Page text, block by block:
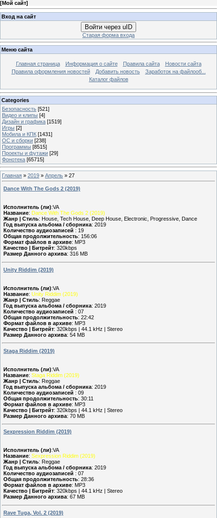
[Мой сайт]
Вход на сайт
Войти через uID
Старая форма входа
Меню сайта
Главная страница Информация о сайте Правила сайта
Новости сайта
Правила оформления новостей
Добавить новость
Заработок на файлооб...
Каталог файлов
Categories
Безопасность [521]
Видео и клипы [4]
Дизайн и графика [1519]
Игры [2]
Мобила и КПК [1431]
ОС и сборки [238]
Программы [8515]
Проекты и футажи [29]
Фонотека [65715]
Главная » 2019 » Апрель » 27
Dance With The Gods 2 (2019)
Исполнитель (ли):VA
Название: Dance With The Gods 2 (2019)
Жанр | Стиль: House, Tech House, Deep House, Electronic, Progressive, Dance
Год выпуска альбома / сборника: 2019
Количество аудиозаписей : 19
Общая продолжительность: 156:06
Формат файлов в архиве: MP3
Качество | Битрейт: 320kbps
Размер Данного архива: 316 MB
Unity Riddim (2019)
Исполнитель (ли):VA
Название: Unity Riddim (2019)
Жанр | Стиль: Reggae
Год выпуска альбома / сборника: 2019
Количество аудиозаписей : 07
Общая продолжительность: 22:42
Формат файлов в архиве: MP3
Качество | Битрейт: 320kbps | 44.1 kHz | Stereo
Размер Данного архива: 54 MB
Staga Riddim (2019)
Исполнитель (ли):VA
Название: Staga Riddim (2019)
Жанр | Стиль: Reggae
Год выпуска альбома / сборника: 2019
Количество аудиозаписей : 09
Общая продолжительность: 30:11
Формат файлов в архиве: MP3
Качество | Битрейт: 320kbps | 44.1 kHz | Stereo
Размер Данного архива: 70 MB
Sexpression Riddim (2019)
Исполнитель (ли):VA
Название: Sexpression Riddim (2019)
Жанр | Стиль: Reggae
Год выпуска альбома / сборника: 2019
Количество аудиозаписей : 07
Общая продолжительность: 28:36
Формат файлов в архиве: MP3
Качество | Битрейт: 320kbps | 44.1 kHz | Stereo
Размер Данного архива: 67 MB
Rave Tuga, Vol. 2 (2019)